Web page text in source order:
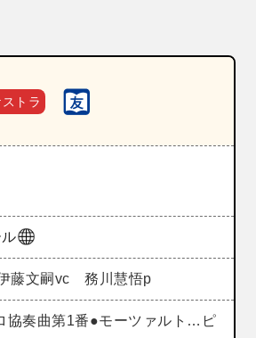
トラ
藤文嗣vc 務川慧悟p
奏曲第1番●モーツァルト…ピ